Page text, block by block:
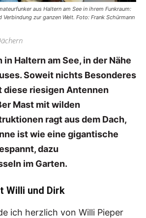
aus Haltern am See in ihrem Funkraum:
Verbindung zur ganzen Welt. Foto: Frank Schürmann
in Haltern am See, in der Nähe
Soweit nichts Besonderes
diese riesigen Antennen
Mast mit wilden
ragt aus dem Dach,
ist wie eine gigantische
dazu
im Garten.
Willi und Dirk
ich herzlich von Willi Pieper